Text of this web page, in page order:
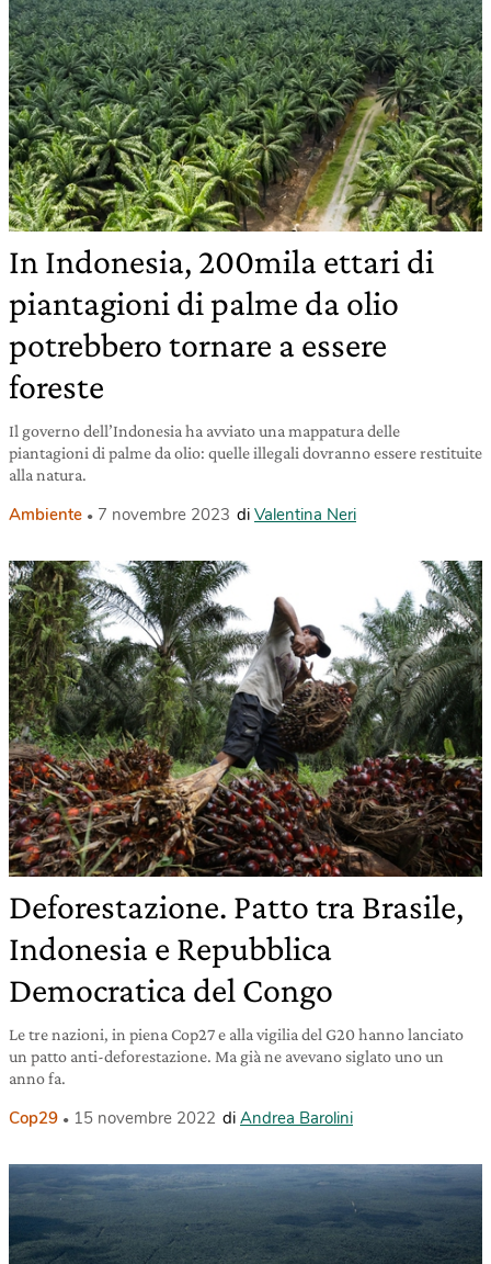
In Indonesia, 200mila ettari di
piantagioni di palme da olio
potrebbero tornare a essere
foreste
Il governo dell’Indonesia ha avviato una mappatura delle
piantagioni di palme da olio: quelle illegali dovranno essere restituite
alla natura.
Ambiente 7 novembre 2023 di Valentina Neri
Deforestazione. Patto tra Brasile,
Indonesia e Repubblica
Democratica del Congo
Le tre nazioni, in piena Cop27 e alla vigilia del G20 hanno lanciato
un patto anti-deforestazione. Ma già ne avevano siglato uno un
anno fa.
Cop29 15 novembre 2022 di Andrea Barolini